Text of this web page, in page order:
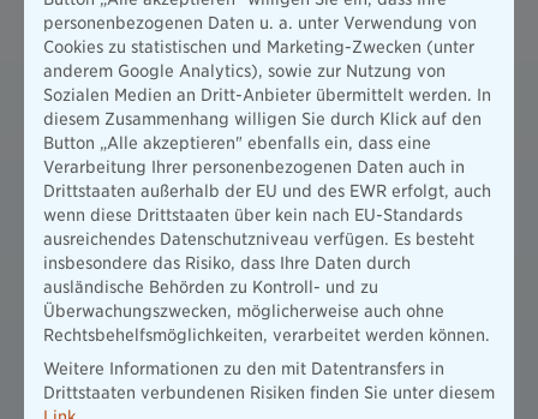
personenbezogenen Daten u. a. unter Verwendung von
Cookies zu statistischen und Marketing-Zwecken (unter
anderem Google Analytics), sowie zur Nutzung von
Sozialen Medien an Dritt-Anbieter übermittelt werden. In
diesem Zusammenhang willigen Sie durch Klick auf den
Button „Alle akzeptieren" ebenfalls ein, dass eine
Verarbeitung Ihrer personenbezogenen Daten auch in
Drittstaaten außerhalb der EU und des EWR erfolgt, auch
wenn diese Drittstaaten über kein nach EU-Standards
ausreichendes Datenschutzniveau verfügen. Es besteht
insbesondere das Risiko, dass Ihre Daten durch
ausländische Behörden zu Kontroll- und zu
Überwachungszwecken, möglicherweise auch ohne
Rechtsbehelfsmöglichkeiten, verarbeitet werden können.
Weitere Informationen zu den mit Datentransfers in
Drittstaaten verbundenen Risiken finden Sie unter diesem